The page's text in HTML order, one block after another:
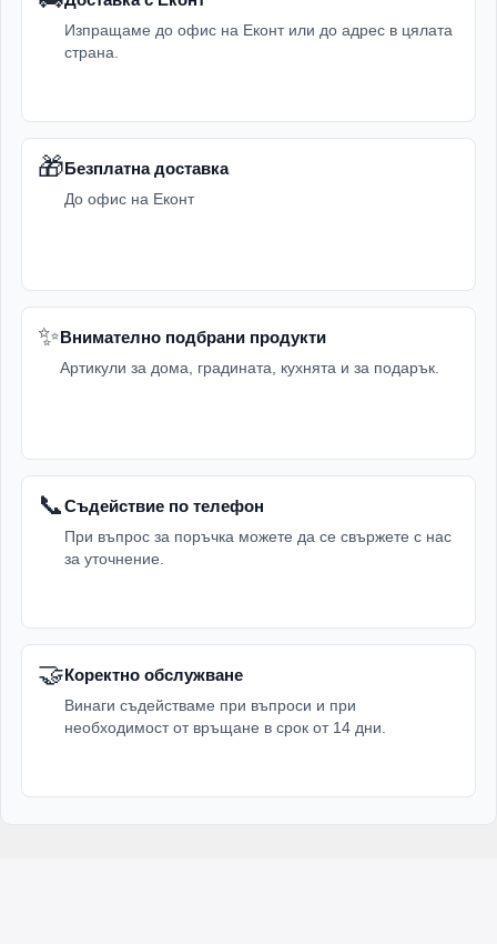
Изпращаме до офис на Еконт или до адрес в цялата
страна.
🎁Безплатна доставка
До офис на Еконт
✨Внимателно подбрани продукти
Артикули за дома, градината, кухнята и за подарък.
📞Съдействие по телефон
При въпрос за поръчка можете да се свържете с нас
за уточнение.
🤝Коректно обслужване
Винаги съдействаме при въпроси и при
необходимост от връщане в срок от 14 дни.